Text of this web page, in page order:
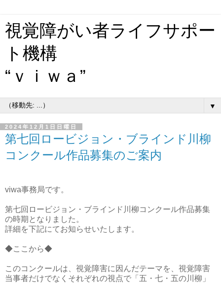
視覚障がい者ライフサポー
ト機構
“ｖｉｗａ”
▼
2024年12月1日日曜日
第七回ロービジョン・ブラインド川柳
コンクール作品募集のご案内
viwa事務局です。
第七回ロービジョン・ブラインド川柳コンクール作品募集
の時期となりました。
詳細を下記にてお知らせいたします。
◆ここから◆
このコンクールは、視覚障害に因んだテーマを、視覚障害
当事者だけでなくそれぞれの視点で「五・七・五の川柳」